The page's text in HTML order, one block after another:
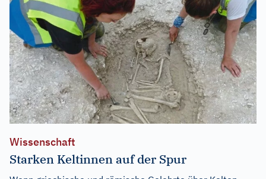
Wissenschaft
Starken Keltinnen auf der Spur